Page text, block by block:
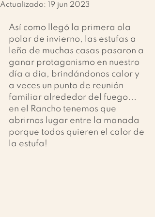
Actualizado: 19 jun 2023
Así como llegó la primera ola
polar de invierno, las estufas a
leña de muchas casas pasaron a
ganar protagonismo en nuestro
día a día, brindándonos calor y
a veces un punto de reunión
familiar alrededor del fuego...
en el Rancho tenemos que
abrirnos lugar entre la manada
porque todos quieren el calor de
la estufa!